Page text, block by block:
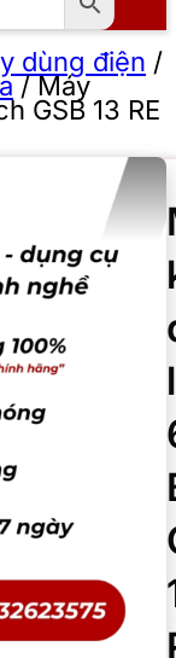
dùng điện /
/Máy
GSB 13 RE